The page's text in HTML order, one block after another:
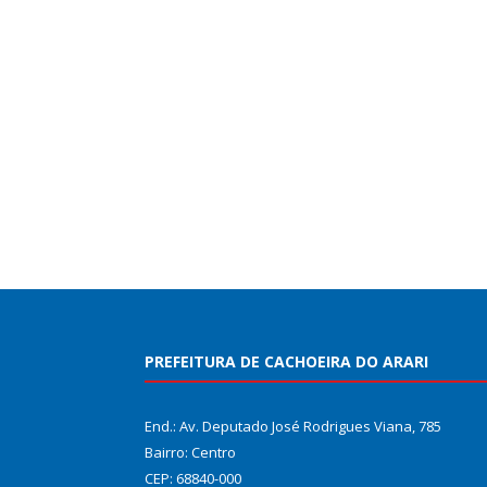
PREFEITURA DE CACHOEIRA DO ARARI
End.: Av. Deputado José Rodrigues Viana, 785
Bairro: Centro
CEP: 68840-000